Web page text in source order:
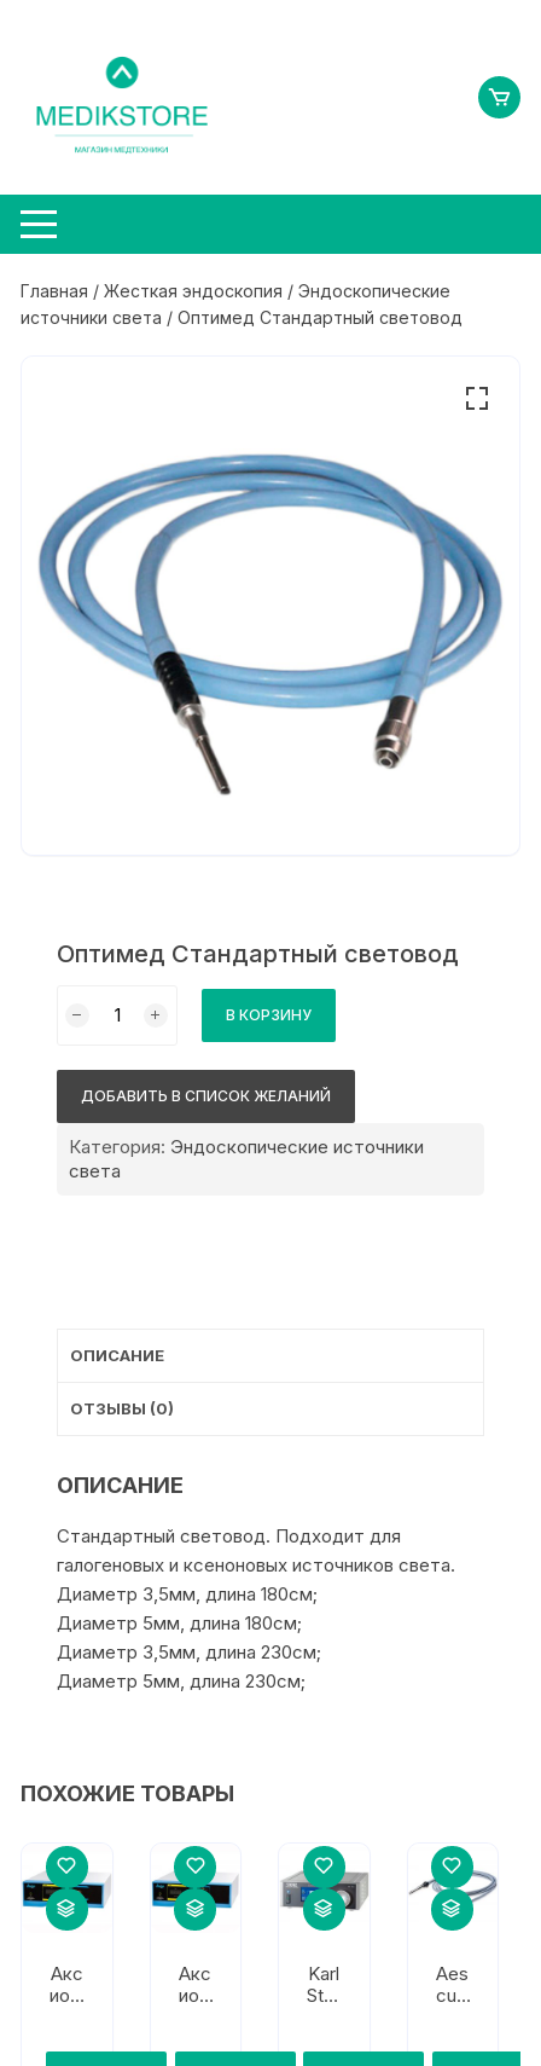
содержимому
Главная /Жесткая эндоскопия /Эндоскопические
источники света / Оптимед Стандартный световод
Оптимед Стандартный световод
товара
В КОРЗИНУ
ДОБАВИТЬ В СПИСОК ЖЕЛАНИЙ
Категория: Эндоскопические источники
света
ОПИСАНИЕ
ОТЗЫВЫ (0)
ОПИСАНИЕ
Стандартный cветовод. Подходит для
галогеновых и ксеноновых источников света.
Диаметр 3,5мм, длина 180см;
Диаметр 5мм, длина 180см;
Диаметр 3,5мм, длина 230см;
Диаметр 5мм, длина 230см;
ПОХОЖИЕ ТОВАРЫ
Акс
иом
Акс
иом
Karl
Stor
Aes
cula